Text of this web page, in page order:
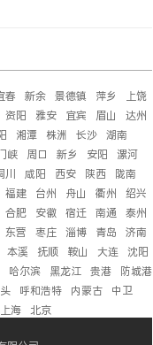
春 新余 景德镇 萍乡
上饶
资阳 雅安 宜宾 眉山
达州
湘潭 株洲 长沙 湖南
峡 周口 新乡 安阳
漯河
川 咸阳 西安 陕西
陇南
福建 台州 舟山 衢州
绍兴
合肥 安徽 宿迁 南通
泰州
东营 枣庄 淄博 青岛
济南
本溪 抚顺 鞍山 大连 沈阳
哈尔滨 黑龙江 贵港
防城港
呼和浩特 内蒙古
中卫
上海 北京